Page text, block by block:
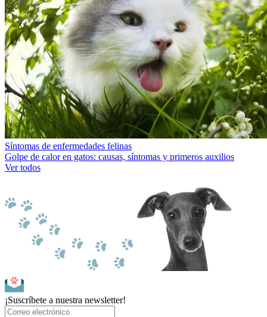
Síntomas de enfermedades felinas
Golpe de calor en gatos: causas, síntomas y primeros auxilios
Ver todos
¡Suscríbete a nuestra newsletter!